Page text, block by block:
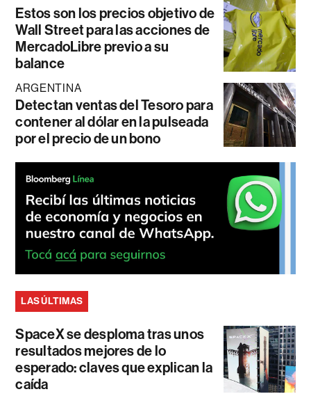
Estos son los precios objetivo de
Wall Street para las acciones de
MercadoLibre previo a su
balance
ARGENTINA
Detectan ventas del Tesoro para
contener al dólar en la pulseada
por el precio de un bono
LAS ÚLTIMAS
SpaceX se desploma tras unos
resultados mejores de lo
esperado: claves que explican la
caída